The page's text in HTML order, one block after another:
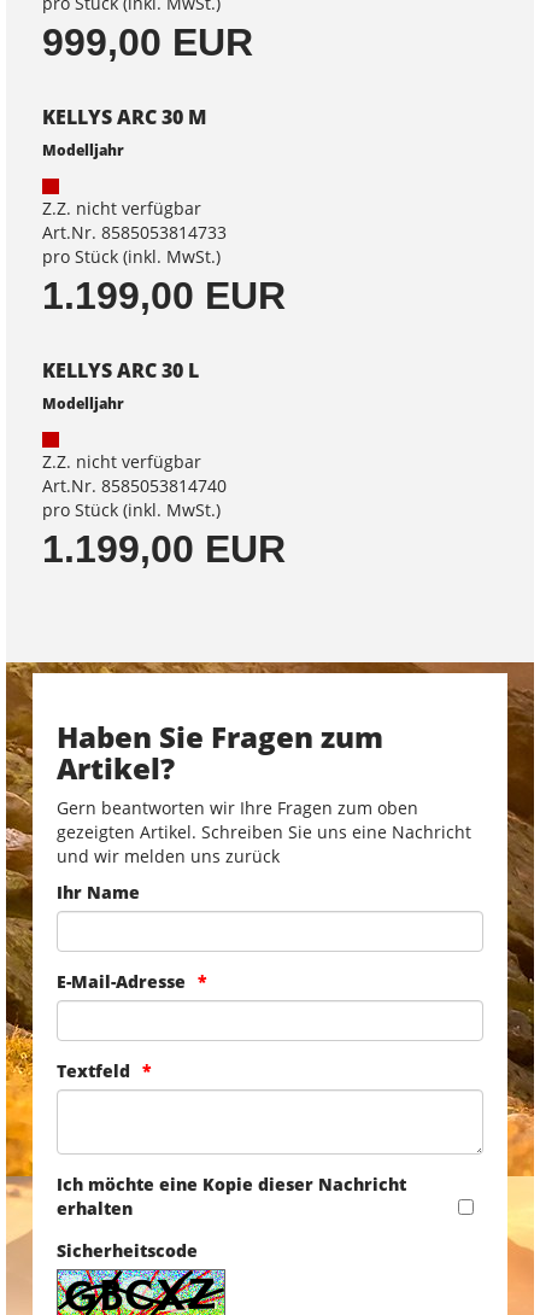
999,00 EUR
KELLYS ARC 30 M
Modelljahr
Z.Z. nicht verfügbar
Art.Nr. 8585053814733
pro Stück (inkl. MwSt.)
1.199,00 EUR
KELLYS ARC 30 L
Modelljahr
Z.Z. nicht verfügbar
Art.Nr. 8585053814740
pro Stück (inkl. MwSt.)
1.199,00 EUR
Haben Sie Fragen zum
Artikel?
Gern beantworten wir Ihre Fragen zum oben
gezeigten Artikel. Schreiben Sie uns eine Nachricht
und wir melden uns zurück
Ihr Name
E-Mail-Adresse
Textfeld
Ich möchte eine Kopie dieser Nachricht
erhalten
Sicherheitscode